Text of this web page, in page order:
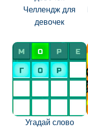
Челлендж для
девочек
Угадай слово